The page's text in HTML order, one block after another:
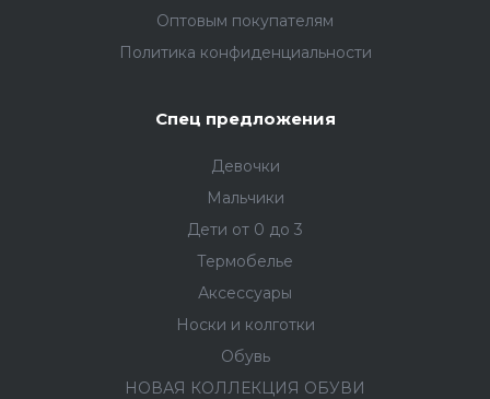
Оптовым покупателям
Политика конфиденциальности
Спец предложения
Девочки
Мальчики
Дети от 0 до 3
Термобелье
Аксессуары
Носки и колготки
Обувь
НОВАЯ КОЛЛЕКЦИЯ ОБУВИ